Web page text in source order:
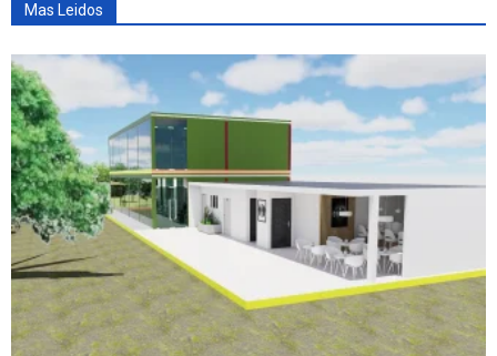
Mas Leidos